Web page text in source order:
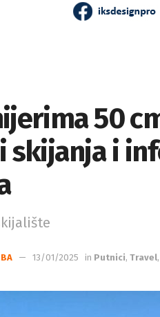
50
skijanja i
13/01/2025 in Putnici, Travel,